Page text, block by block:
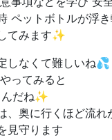
ペットボトルが浮
てみます✨
しなくて難しいね💦
ってみると
んだね✨
、奥に行くほど流
見守ります